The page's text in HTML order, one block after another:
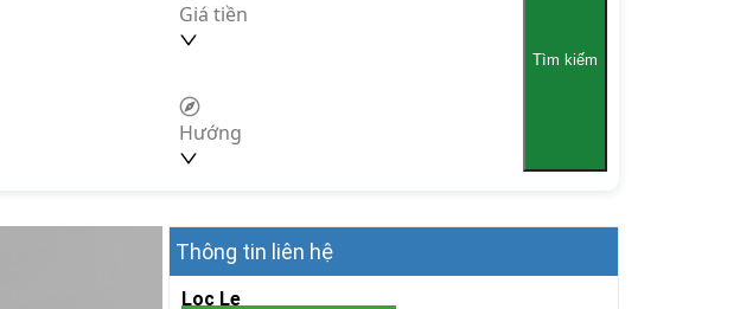
Giá tiền
Hướng
Tìm kiếm
Thông tin liên hệ
Loc Le